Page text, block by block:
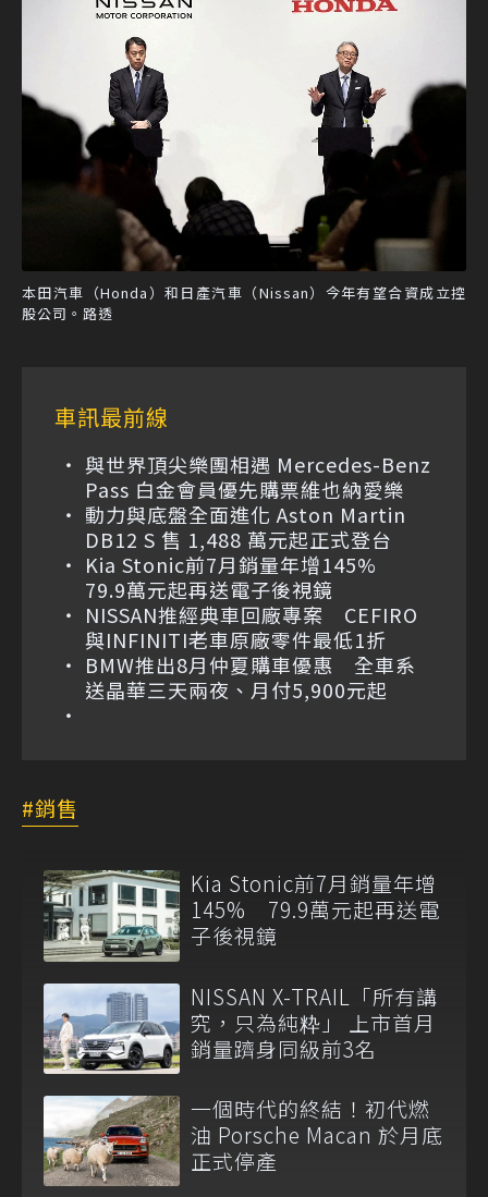
本田汽車（Honda）和日產汽車（Nissan）今年有望合資成立控
股公司。路透
車訊最前線
與世界頂尖樂團相遇 Mercedes-Benz
Pass 白金會員優先購票維也納愛樂
動力與底盤全面進化 Aston Martin
DB12 S 售 1,488 萬元起正式登台
Kia Stonic前7月銷量年增145%
79.9萬元起再送電子後視鏡
NISSAN推經典車回廠專案 CEFIRO
與INFINITI老車原廠零件最低1折
BMW推出8月仲夏購車優惠 全車系
送晶華三天兩夜、月付5,900元起
銷售
Kia Stonic前7月銷量年增
145% 79.9萬元起再送電
子後視鏡
NISSAN X-TRAIL「所有講
究，只為純粋」 上市首月
銷量躋身同級前3名
一個時代的終結！初代燃
油 Porsche Macan 於月底
正式停產